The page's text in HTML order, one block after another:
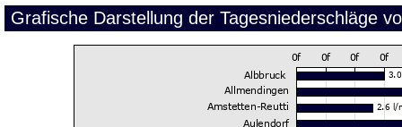
Grafische Darstellung der Tagesniederschläge